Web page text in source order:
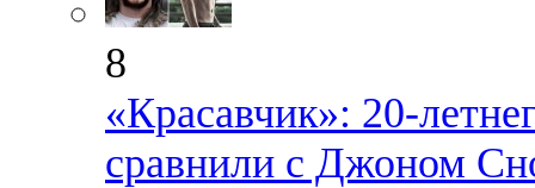
8
«Красавчик»: 20-
сравнили с Джоном